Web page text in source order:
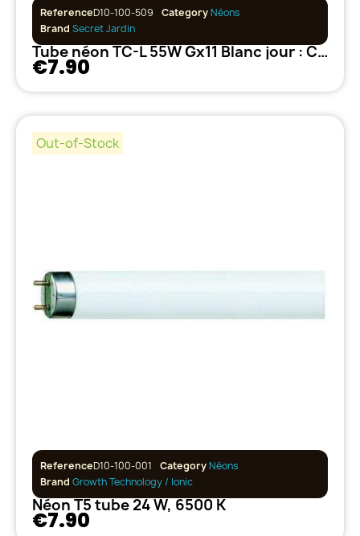
ReferenceD10-100-509 CategoryNéons
Brand Secret Jardin
Tube néon TC-L 55W Gx11 Blanc jour : Croissance et Plante-mère 6500k
€7.90
Out-of-Stock
ReferenceD10-100-001 CategoryNéons
Brand Growth Technology / Ionic
Néon T5 tube 24 W, 6500 K
€7.90